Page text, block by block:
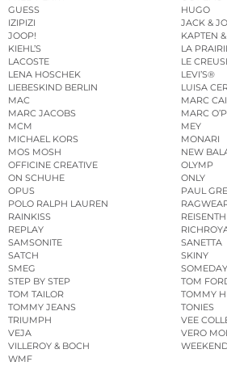
GUESS
HUGO
IZIPIZI
JACK &
JOOP!
KAPTEN
KIEHL’S
LA
LACOSTE
LE
LENA HOSCHEK
LEVI’S®
LIEBESKIND BERLIN
LUISA
MAC
MARC
MARC JACOBS
MARC
MCM
MEY
MICHAEL KORS
MONARI
MOS MOSH
NEW
OFFICINE CREATIVE
OLYMP
ON SCHUHE
ONLY
OPUS
PAUL
POLO RALPH LAUREN
RAINKISS
REPLAY
SAMSONITE
SANETTA
SATCH
SKINY
SMEG
SOMEDAY
STEP BY STEP
TOM
TOM TAILOR
TOMMY
TOMMY JEANS
TONIES
TRIUMPH
VEE
VEJA
VERO
VILLEROY & BOCH
WMF